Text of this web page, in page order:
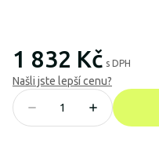
1 832 Kč s DPH
Našli jste lepší cenu?